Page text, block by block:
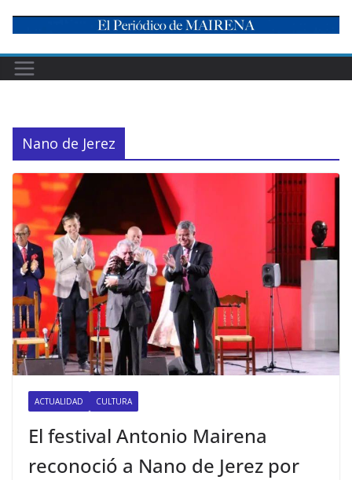
content
Nano de Jerez
ACTUALIDAD CULTURA
El festival Antonio Mairena
reconoció a Nano de Jerez por